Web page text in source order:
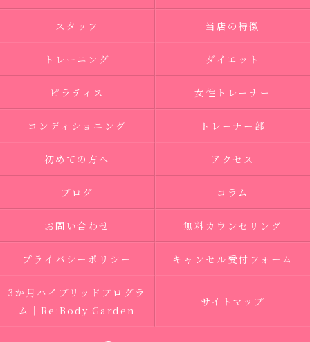
スタッフ 当店の特徴
トレーニング ダイエット
ピラティス 女性トレーナー
コンディショニング トレーナー部
初めての方へ アクセス
ブログ コラム
お問い合わせ 無料カウンセリング
プライバシーポリシー キャンセル受付フォーム
3か月ハイブリッドプログラ
ム｜Re:Body Garden
サイトマップ